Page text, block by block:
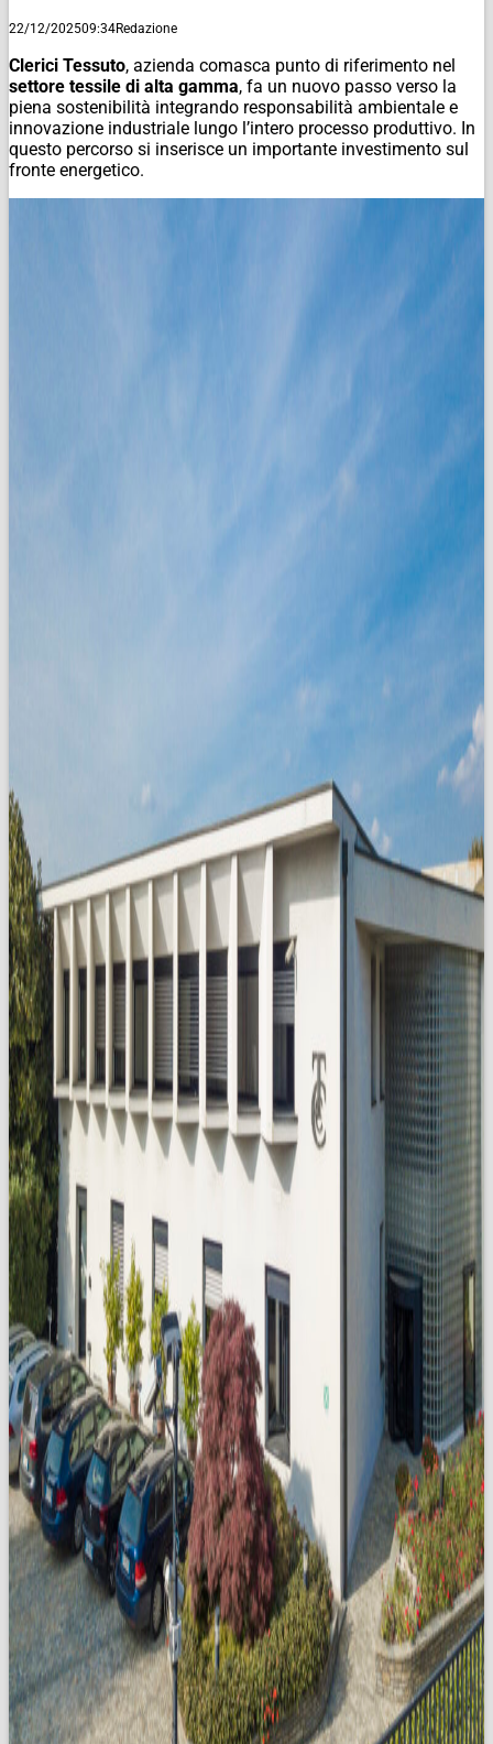
22/12/202509:34Redazione
Clerici Tessuto, azienda comasca punto di riferimento nel
settore tessile di alta gamma, fa un nuovo passo verso la
piena sostenibilità integrando responsabilità ambientale e
innovazione industriale lungo l’intero processo produttivo. In
questo percorso si inserisce un importante investimento sul
fronte energetico.